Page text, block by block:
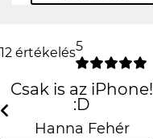
12 értékelés5
Csak is az iPhone!
:D
Hanna Fehér
Previous